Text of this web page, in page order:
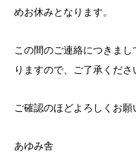
めお休みとなります。
この間のご連絡につきま
りますので、ご了承くださ
ご確認のほどよろしくお願
あゆみ舎